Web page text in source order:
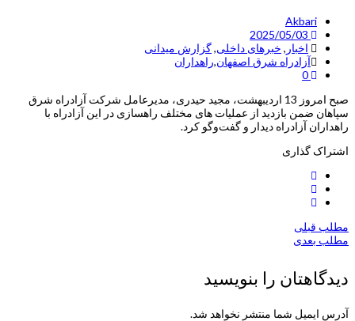
Akbari
اخبار , خبرهای داخلی,گزارش میدانی
آزادراه شرق اصفهان,راهداران
صبح امروز 13 اردیبهشت، مجید حیدری، مدیرعامل شرکت آزادراه شرق
سپاهان ضمن بازدید از عملیات های مختلف راهسازی در این آزادراه با
راهداران آزادراه دیدار و گفت‌وگو کرد.
اشتراک گذاری
مطلب قبلی
مطلب بعدی
دیدگاهتان را بنویسید
آدرس ایمیل شما منتشر نخواهد شد.